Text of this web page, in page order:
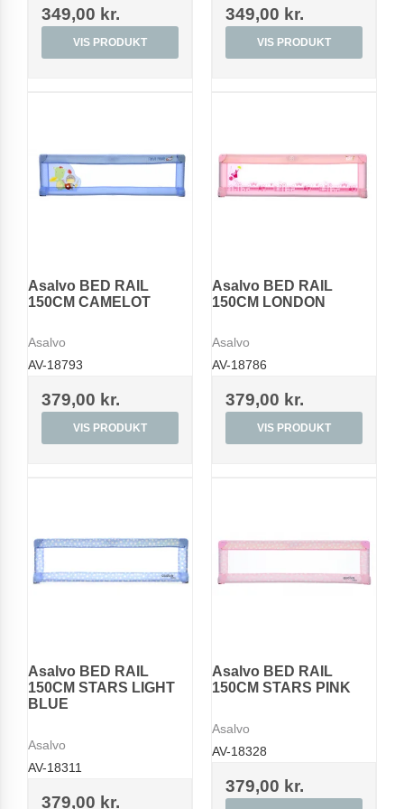
349,00 kr.
VIS PRODUKT
349,00 kr.
VIS PRODUKT
Asalvo BED RAIL
150CM CAMELOT
Asalvo
AV-18793
379,00 kr.
VIS PRODUKT
Asalvo BED RAIL
150CM LONDON
Asalvo
AV-18786
379,00 kr.
VIS PRODUKT
Asalvo BED RAIL
150CM STARS LIGHT
BLUE
Asalvo
AV-18311
379,00 kr.
Asalvo BED RAIL
150CM STARS PINK
Asalvo
AV-18328
379,00 kr.